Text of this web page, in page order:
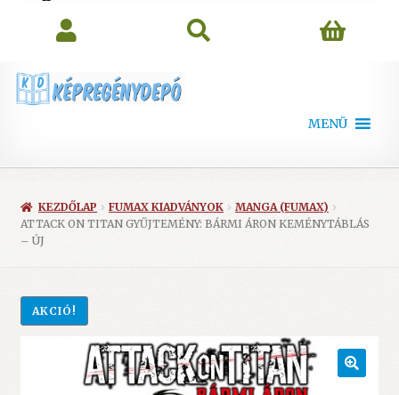
MENÜ
KEZDŐLAP FUMAX KIADVÁNYOK
MANGA (FUMAX)
ATTACK ON TITAN GYŰJTEMÉNY: BÁRMI ÁRON KEMÉNYTÁBLÁS
– ÚJ
AKCIÓ!